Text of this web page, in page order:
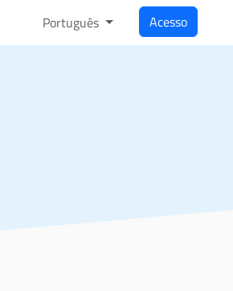
Português Acesso